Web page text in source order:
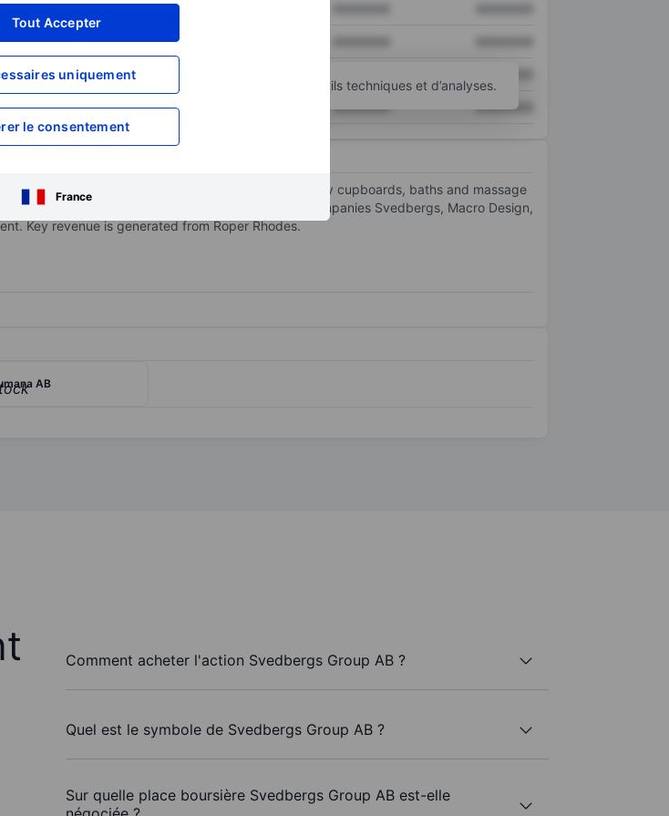
Tout Accepter
uniquement
le consentement
France
XXXXXXX
XXXXXXX
XXXXXXX
XXXXXXX XXXXXXX XXXXXXX
Ouvrir un compte pour accéder à d’autres outils techniques et d’analyses.
articles. The company offers handles, laundry cupboards, baths and massage
Toilet and spare parts, among others. The brand companies Svedbergs, Macro Design,
Key revenue is generated from Roper Rhodes.
AB
Comment acheter l'action Svedbergs Group AB ?
Quel est le symbole de Svedbergs Group AB ?
Sur quelle place boursière Svedbergs Group AB est-elle